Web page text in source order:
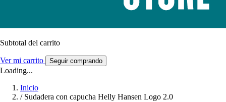
Subtotal del carrito
Ver mi carrito Seguir comprando
Loading...
Inicio
/ Sudadera con capucha Helly Hansen Logo 2.0